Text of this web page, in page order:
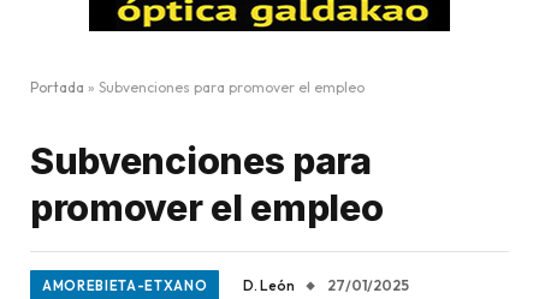
Portada » Subvenciones para promover el empleo
Subvenciones para
promover el empleo
AMOREBIETA-ETXANO D. León 27/01/2025